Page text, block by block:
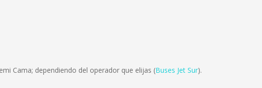
Cama; dependiendo del operador que elijas (Buses Jet Sur).